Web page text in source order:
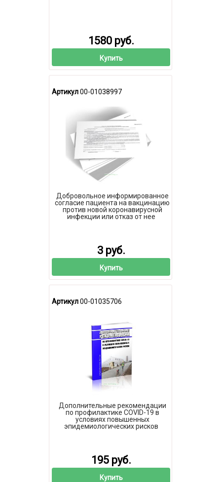
1580 руб.
Купить
Артикул00-01038997
Добровольное информированное
согласие пациента на вакцинацию
против новой коронавирусной
инфекции или отказ от нее
3 руб.
Купить
Артикул00-01035706
Дополнительные рекомендации
по профилактике COVID-19 в
условиях повышенных
эпидемиологических рисков
195 руб.
Купить